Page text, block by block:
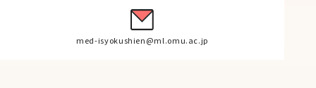
med-isyokushien@ml.omu.ac.jp